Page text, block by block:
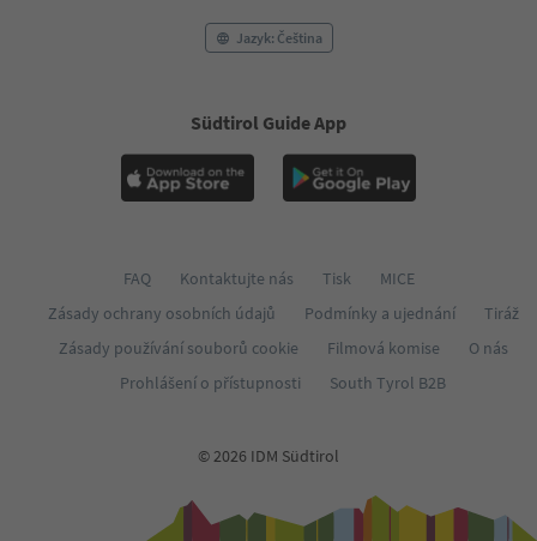
Jazyk: Čeština
Südtirol Guide App
FAQ Kontaktujte nás Tisk
MICE
Zásady ochrany osobních údajů
Podmínky a ujednání
Tiráž
Zásady používání souborů cookie
Filmová komise
O nás
Prohlášení o přístupnosti
South Tyrol B2B
© 2026 IDM Südtirol